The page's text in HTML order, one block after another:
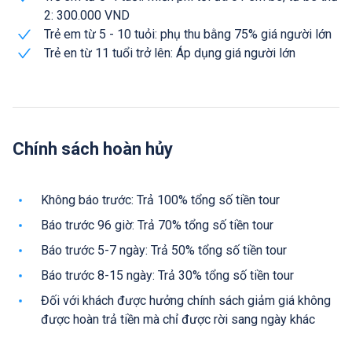
2: 300.000 VND
Trẻ em từ 5 - 10 tuỏi: phụ thu bằng 75% giá người lớn
Trẻ en từ 11 tuổi trở lên: Áp dụng giá người lớn
Chính sách hoàn hủy
Không báo trước: Trả 100% tổng số tiền tour
Báo trước 96 giờ: Trả 70% tổng số tiền tour
Báo trước 5-7 ngày: Trả 50% tổng số tiền tour
Báo trước 8-15 ngày: Trả 30% tổng số tiền tour
Đối với khách được hưởng chính sách giảm giá không
được hoàn trả tiền mà chỉ được rời sang ngày khác